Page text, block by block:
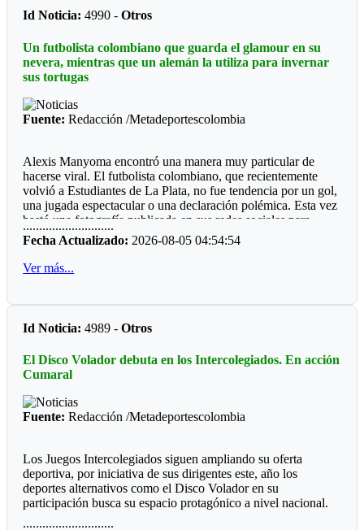
comunidad deportiva, hubo dos pantallas LED, sonido
profesional, juego de luces, quince combates y una buena
asistencia de público.
*Mesetas *
un campeonato de departamental, ya que hace presencia la
gran mayoría municipios do de hay boxeo.
Por qué será, que las entidades deporte, ya sean del orden
departamental o municipal le hacen "el feo" a eventos, que
valen la pena ver los recursos del Estado bien invertidos.
Id Noticia: 4990 -Otros
Un futbolista colombiano que guarda el glamour en su
nevera, mientras que un alemán la utiliza para invernar
sus tortugas
Fuente: Redacción /Metadeportescolombia
Alexis Manyoma encontró una manera muy particular de
hacerse viral. El futbolista colombiano, que recientemente
volvió a Estudiantes de La Plata, no fue tendencia por un gol,
una jugada espectacular o una declaración polémica. Esta vez
bastó una fotografía publicada en sus redes sociales para
despertar la curiosidad de miles de personas: un refrigerador
completamente lleno de perfumes.
La imagen sorprendió porque, al abrir la nevera, no aparecían
distintas fragancias perfectamente acomodados en los
compartimentos. Mientras muchos deportistas presumen
autos, relojes o camisetas, Manyoma llamó la atención
habitual de conservarla.
*Reacciones*
Como era de esperarse, las redes sociales reaccionaron de
almorzaría un perfume de la marca Lattafa, mientras algunos
recordaron la famosa frase de Teófilo Gutiérrez: “Perfume
europeo, papi”. En pocas horas, la publicación acumuló miles
de reacciones.
............................
Fecha Actualizado: 2026-08-05 04:54:54
Ver más...
Id Noticia: 4989 -Otros
El Disco Volador debuta en los Intercolegiados. En acción
Cumaral
Fuente: Redacción /Metadeportescolombia
Los Juegos Intercolegiados siguen ampliando su oferta
deportiva, por iniciativa de sus dirigentes este, año los
deportes alternativos como el Disco Volador en su
participación busca su espacio protagónico a nivel nacional.
............................